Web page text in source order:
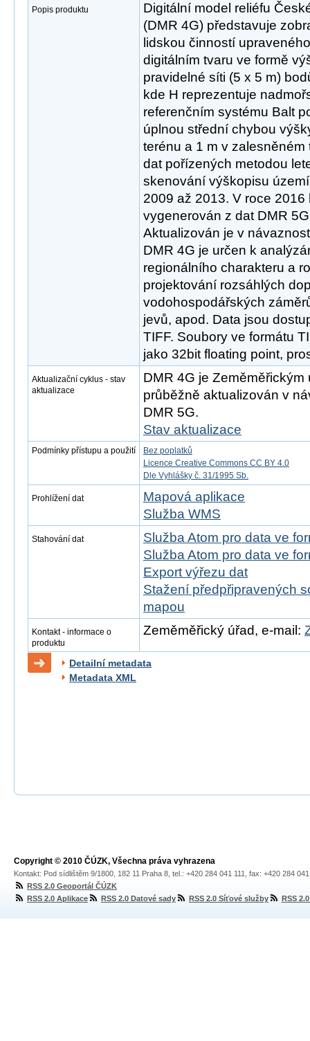
Popis produktu
Digitální model reliéfu
(DMR 4G) představuje
lidskou činností
digitálním tvaru ve formě
pravidelné síti (5 x 5 m)
kde H reprezentuje
referenčním systému Balt
úplnou střední chybou
terénu a 1 m v
dat pořízených metodou
skenování výškopisu
2009 až 2013. V roce 2016
vygenerován z dat DMR
Aktualizován je v
DMR 4G je určen k
regionálního charakteru a
projektování rozsáhlých
vodohospodářských
jevů, apod. Data jsou
TIFF. Soubory ve formátu
jako 32bit floating point,
Aktualizační cyklus - stav
aktualizace
DMR 4G je
průběžně aktualizován v
DMR 5G.
Stav aktualizace
Podmínky přístupu a použití
Bez poplatků
Licence Creative Commons CC BY 4.0
Dle Vyhlášky č. 31/1995 Sb.
Prohlížení dat
Mapová aplikace
Služba WMS
Stahování dat
Služba Atom pro data ve
Služba Atom pro data ve
Export výřezu dat
Stažení předpřipravených
mapou
Kontakt - informace o
produktu
Zeměměřický úřad, e-mail:
Detailní metadata
Metadata XML
Copyright © 2010 ČÚZK, Všechna práva vyhrazena
Kontakt: Pod sídlištěm 9/1800, 182 11 Praha 8, tel.: +420 284 041 111, fax: +420 284
RSS 2.0 Geoportál ČÚZK
RSS 2.0 Aplikace
RSS 2.0 Datové sady RSS 2.0 Síťové služby RSS